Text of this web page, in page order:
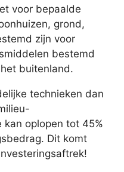
voor bepaalde
grond,
zijn voor
bestemd
buitenland.
technieken dan
oplopen tot 45%
Dit komt